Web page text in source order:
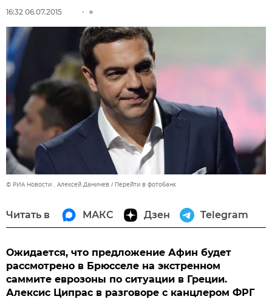
16:32 06.07.2015
© РИА Новости . Алексей Даничев Перейти в фотобанк
Читать в МАКС Дзен Telegram
Ожидается, что предложение Афин будет
рассмотрено в Брюсселе на экстренном
саммите еврозоны по ситуации в Греции.
Алексис Ципрас в разговоре с канцлером ФРГ